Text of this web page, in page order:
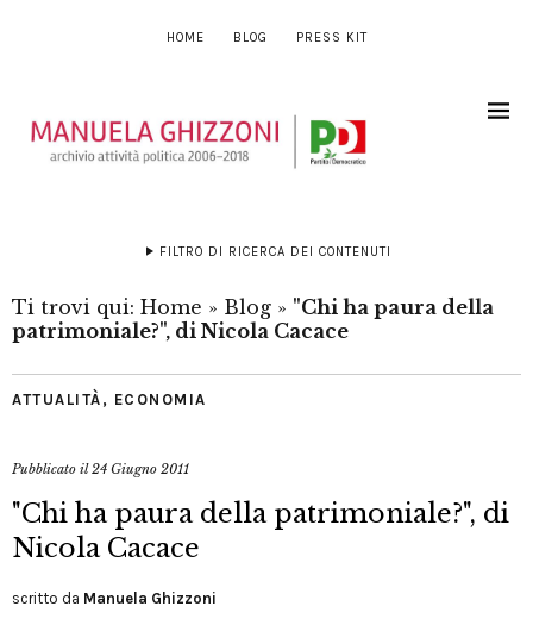
HOME BLOG PRESS KIT
FILTRO DI RICERCA DEI CONTENUTI
Ti trovi qui: Home » Blog » "Chi ha paura della
patrimoniale?", di Nicola Cacace
ATTUALITÀ , ECONOMIA
Pubblicato il24 Giugno 2011
"Chi ha paura della patrimoniale?", di
Nicola Cacace
scritto da Manuela Ghizzoni